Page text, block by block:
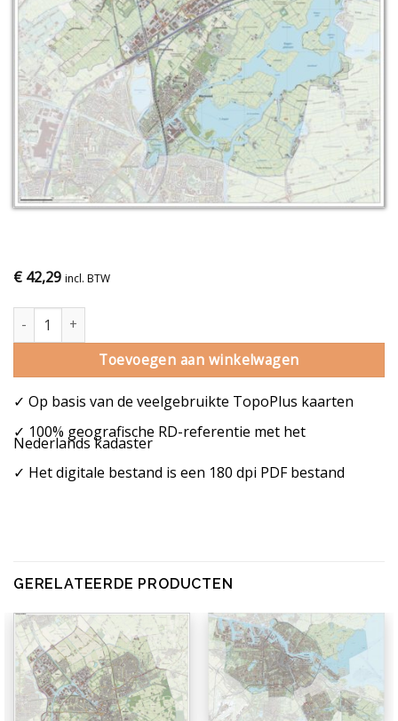
€ 42,29 incl. BTW
Gemeentekaart Teylingen aantal
Toevoegen aan winkelwagen
✓ Op basis van de veelgebruikte TopoPlus kaarten
✓ 100% geografische RD-referentie met het
Nederlands kadaster
✓ Het digitale bestand is een 180 dpi PDF bestand
GERELATEERDE PRODUCTEN